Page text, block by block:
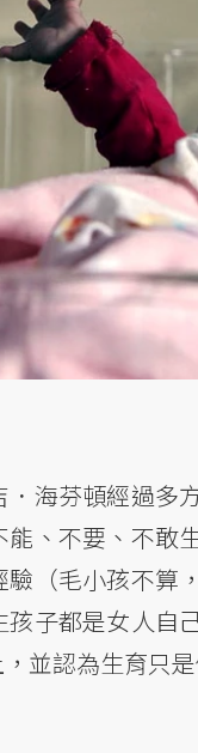
海芬頓經過多
、不要、不敢
（毛小孩不算
子都是女人自
並認為生育只